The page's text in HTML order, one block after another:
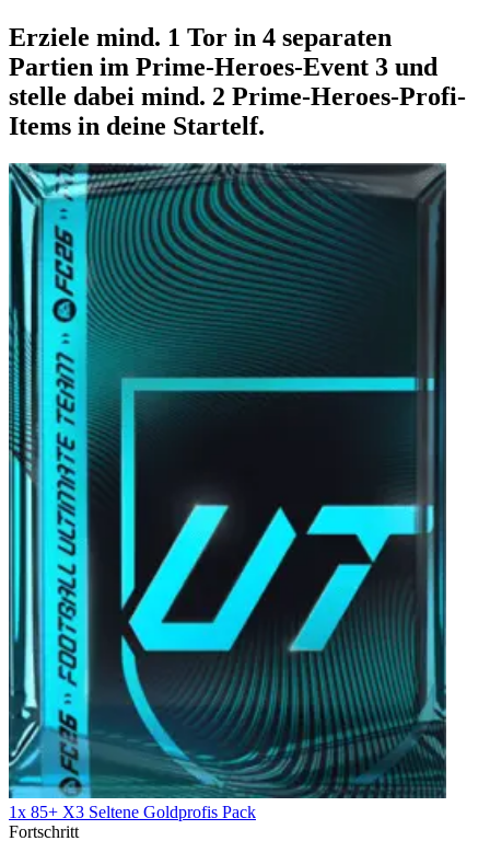
Erziele mind. 1 Tor in 4 separaten
Partien im Prime-Heroes-Event 3 und
stelle dabei mind. 2 Prime-Heroes-Profi-
Items in deine Startelf.
1x 85+ X3 Seltene Goldprofis Pack
Fortschritt